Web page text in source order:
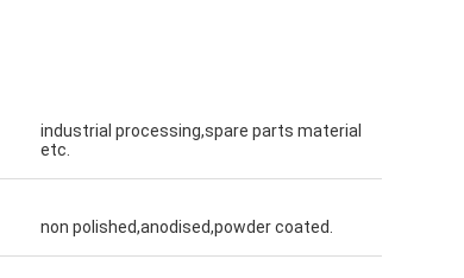
sourcingplatform til fremstilling af
industrial processing,spare parts material
etc.
non polished,anodised,powder coated.